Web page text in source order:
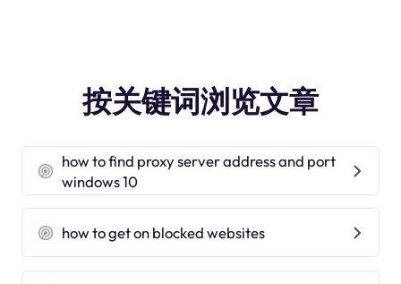
按关键词浏览文章
how to find proxy server address and port
windows 10
how to get on blocked websites